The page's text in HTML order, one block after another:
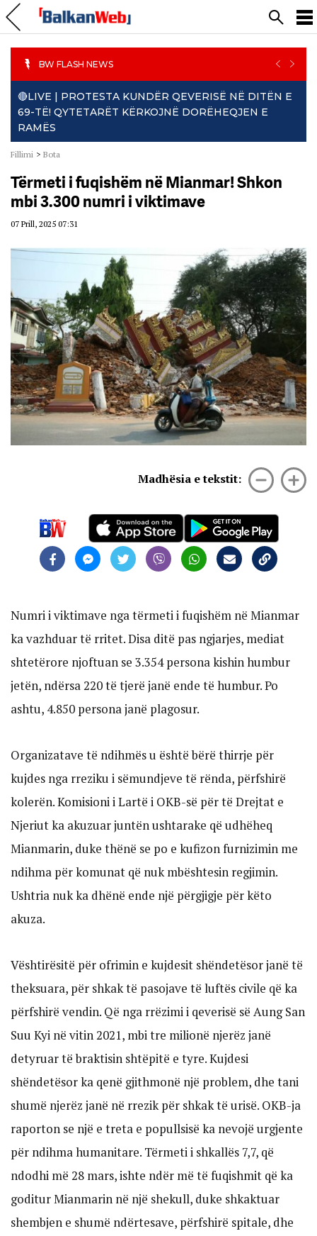
BW FLASH NEWS
🔴LIVE | PROTESTA KUNDËR QEVERISË NË DITËN E
69-TË! QYTETARËT KËRKOJNË DORËHEQJEN E
RAMËS
NEXT
Fillimi > Bota
Tërmeti i fuqishëm në Mianmar! Shkon
mbi 3.300 numri i viktimave
07 Prill, 2025 07:31
Madhësia e tekstit:
Numri i viktimave nga tërmeti i fuqishëm në Mianmar
ka vazhduar të rritet. Disa ditë pas ngjarjes, mediat
shtetërore njoftuan se 3.354 persona kishin humbur
jetën, ndërsa 220 të tjerë janë ende të humbur. Po
ashtu, 4.850 persona janë plagosur.
Organizatave të ndihmës u është bërë thirrje për
kujdes nga rreziku i sëmundjeve të rënda, përfshirë
kolerën. Komisioni i Lartë i OKB-së për të Drejtat e
Njeriut ka akuzuar juntën ushtarake që udhëheq
Mianmarin, duke thënë se po e kufizon furnizimin me
ndihma për komunat që nuk mbështesin regjimin.
Ushtria nuk ka dhënë ende një përgjigje për këto
akuza.
Vështirësitë për ofrimin e kujdesit shëndetësor janë të
theksuara, për shkak të pasojave të luftës civile që ka
përfshirë vendin. Që nga rrëzimi i qeverisë së Aung San
Suu Kyi në vitin 2021, mbi tre milionë njerëz janë
detyruar të braktisin shtëpitë e tyre. Kujdesi
shëndetësor ka qenë gjithmonë një problem, dhe tani
shumë njerëz janë në rrezik për shkak të urisë. OKB-ja
raporton se një e treta e popullsisë ka nevojë urgjente
për ndihma humanitare. Tërmeti i shkallës 7,7, që
ndodhi më 28 mars, ishte ndër më të fuqishmit që ka
goditur Mianmarin në një shekull, duke shkaktuar
shembjen e shumë ndërtesave, përfshirë spitale, dhe